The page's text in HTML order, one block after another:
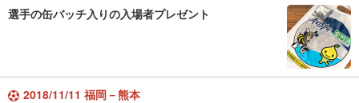
選手の缶バッチ入りの入場者プレゼント
2018/11/11 福岡－熊本